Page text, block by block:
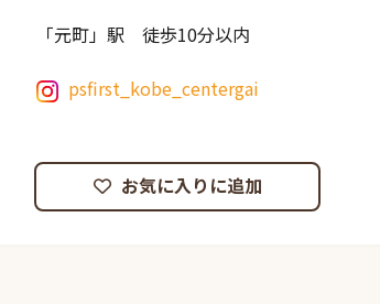
「元町」駅 徒歩10分以内
psfirst_kobe_centergai
お気に入りに追加